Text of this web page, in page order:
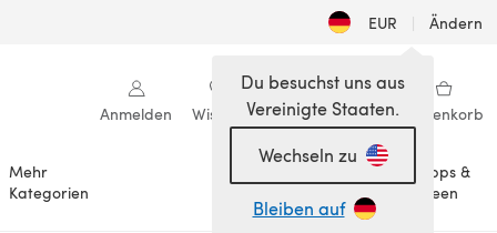
EUR | Ändern
Anmelden Wishlist Meine Bibliothek Warenkorb
Mehr
Kategorien
Anlässe
Tipps &
Ideen
Du besuchst uns aus
Vereinigte Staaten.
Wechseln zu
Bleiben auf